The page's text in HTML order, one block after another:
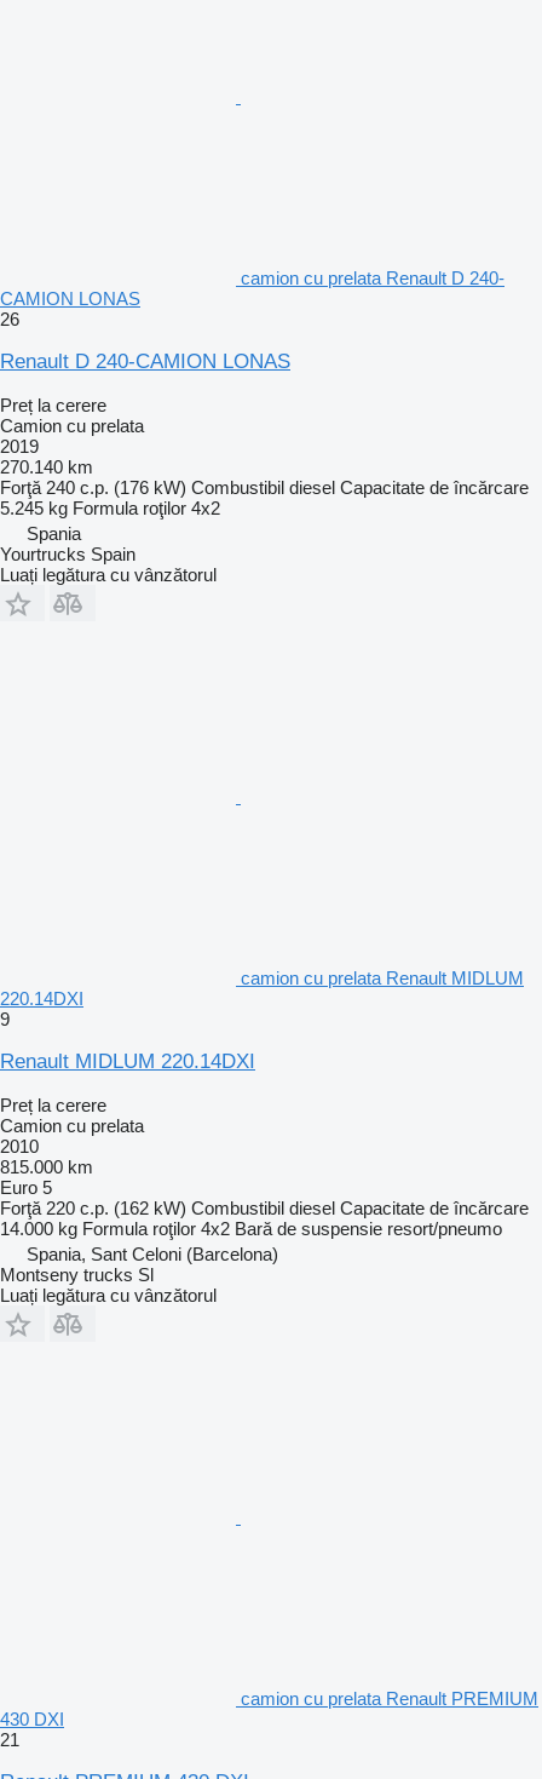
camion cu prelata Renault D 240-
CAMION LONAS
26
Renault D 240-CAMION LONAS
Preț la cerere
Camion cu prelata
2019
270.140 km
Forţă 240 c.p. (176 kW) Combustibil diesel Capacitate de încărcare
5.245 kg Formula roţilor 4x2
Spania
Yourtrucks Spain
Luați legătura cu vânzătorul
camion cu prelata Renault MIDLUM
220.14DXI
9
Renault MIDLUM 220.14DXI
Preț la cerere
Camion cu prelata
2010
815.000 km
Euro 5
Forţă 220 c.p. (162 kW) Combustibil diesel Capacitate de încărcare
14.000 kg Formula roţilor 4x2 Bară de suspensie resort/pneumo
Spania, Sant Celoni (Barcelona)
Montseny trucks Sl
Luați legătura cu vânzătorul
camion cu prelata Renault PREMIUM
430 DXI
21